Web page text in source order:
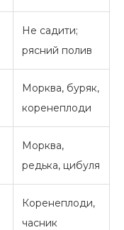
Не садити;
рясний полив
Морква, буряк,
коренеплоди
Морква,
редька, цибуля
Коренеплоди,
часник